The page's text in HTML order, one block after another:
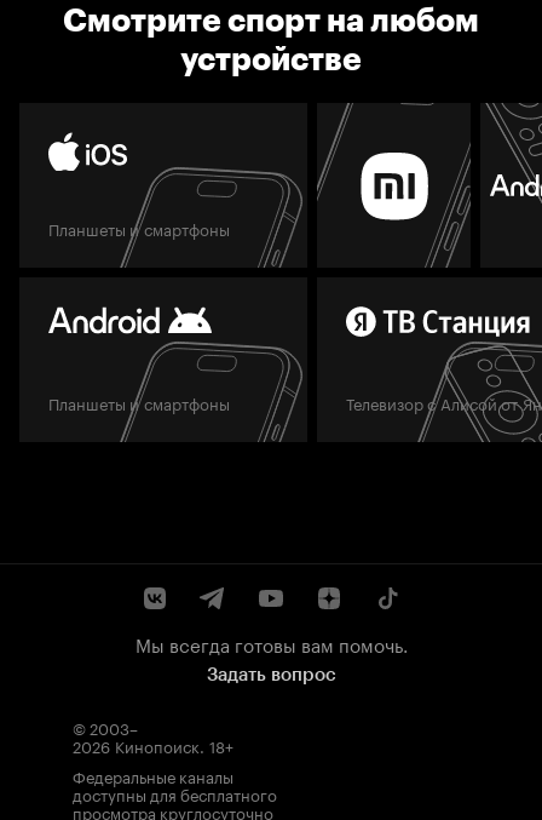
Смотрите спорт на любом
устройстве
Планшеты и смартфоны
Планшеты и смартфоны Телевизор с Алисой от
Мы всегда готовы вам помочь.
Задать вопрос
© 2003–
2026 Кинопоиск. 18+
Федеральные каналы
доступны для бесплатного
просмотра круглосуточно